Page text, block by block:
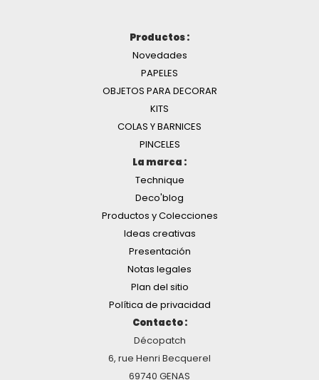
Productos :
Novedades
PAPELES
OBJETOS PARA DECORAR
KITS
COLAS Y BARNICES
PINCELES
La marca :
Technique
Deco'blog
Productos y Colecciones
Ideas creativas
Presentación
Notas legales
Plan del sitio
Política de privacidad
Contacto :
Décopatch
6, rue Henri Becquerel
69740 GENAS